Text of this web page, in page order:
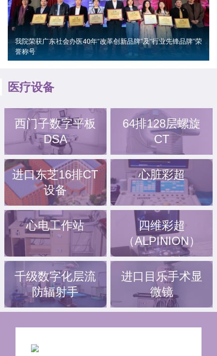
我院荣获广东社会办医40年“改革创新品牌”及“行业先锋品牌”荣
誉称号
医疗设备
西门子数字平板
DSA
64排128层螺旋
CT
进口东芝16排CT
设备
心脏彩超
心电工作站
四维彩超
（ALPINION）
千级数字化层流
防辐射手
进口目乐手术显
微镜